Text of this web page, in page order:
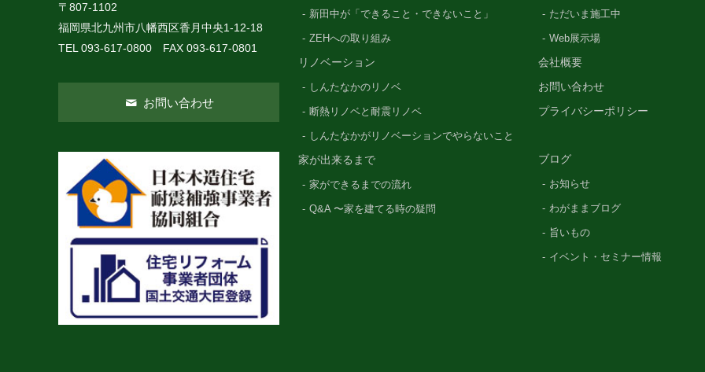
〒807-1102
福岡県北九州市八幡西区香月中央1-12-18
TEL 093-617-0800 FAX 093-617-0801
お問い合わせ
新田中が「できること・できないこと」
ZEHへの取り組み
リノベーション
しんたなかのリノベ
断熱リノベと耐震リノベ
しんたなかがリノベーションでやらないこと
家が出来るまで
家ができるまでの流れ
Q&A 〜家を建てる時の疑問
ただいま施工中
Web展示場
会社概要
お問い合わせ
プライバシーポリシー
ブログ
お知らせ
わがままブログ
旨いもの
イベント・セミナー情報